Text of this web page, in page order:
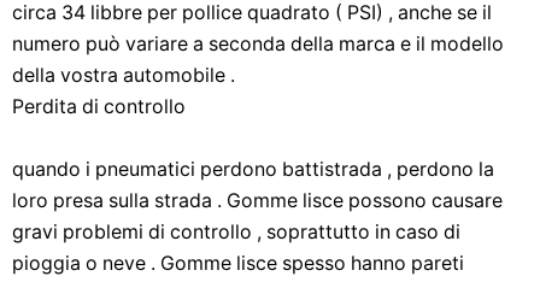
circa 34 libbre per pollice quadrato ( PSI) , anche se il
numero può variare a seconda della marca e il modello
della vostra automobile .
Perdita di controllo
quando i pneumatici perdono battistrada , perdono la
loro presa sulla strada . Gomme lisce possono causare
gravi problemi di controllo , soprattutto in caso di
pioggia o neve . Gomme lisce spesso hanno pareti